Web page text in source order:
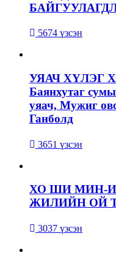
5674 үзсэн
УЯАЧ ХҮЛЭГ
Баянхутаг
уяач, Мужиг
Ганболд
3651 үзсэн
ХО ШИ МИН-
ЖИЛИЙН ОЙ
3037 үзсэн